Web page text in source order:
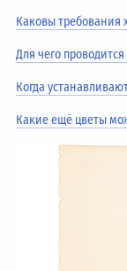
Каковы требования
Для чего
Когда
Какие ещё цветы